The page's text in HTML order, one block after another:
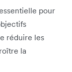
pour
réduire les
la